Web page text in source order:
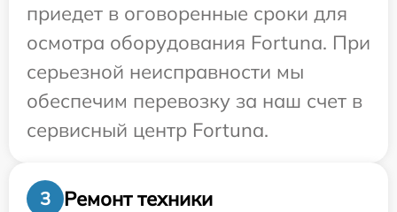
приедет в оговоренные сроки для
осмотра оборудования Fortuna. При
серьезной неисправности мы
обеспечим перевозку за наш счет в
сервисный центр Fortuna.
3
Ремонт техники